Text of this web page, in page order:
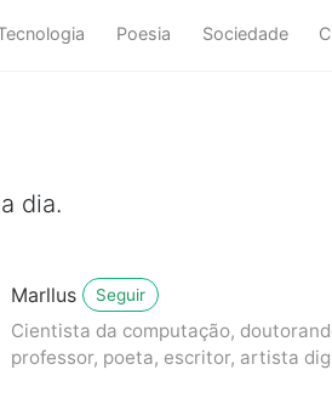
Poesia Sociedade
dia.
Marllus Seguir
Cientista da computação,
professor, poeta, escritor, artista